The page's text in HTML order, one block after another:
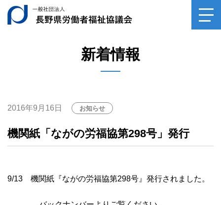
一般社団法人長野
0120-
受付時間10：00～14：30
平日受付（月～金、祝祭日を除く）
受付時間10：00～16：00
新着情報
2016年9月16日 お知らせ
機関紙「ながの労福協第298号」発行
9/13 機関紙『ながの労福協第298号』発行されました。